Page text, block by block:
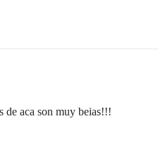
de aca son muy beias!!!